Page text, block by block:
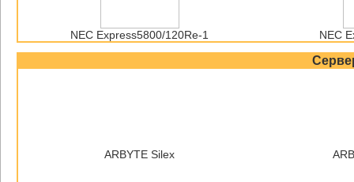
NEC Express5800/120Re-1 NEC
ARBYTE Silex